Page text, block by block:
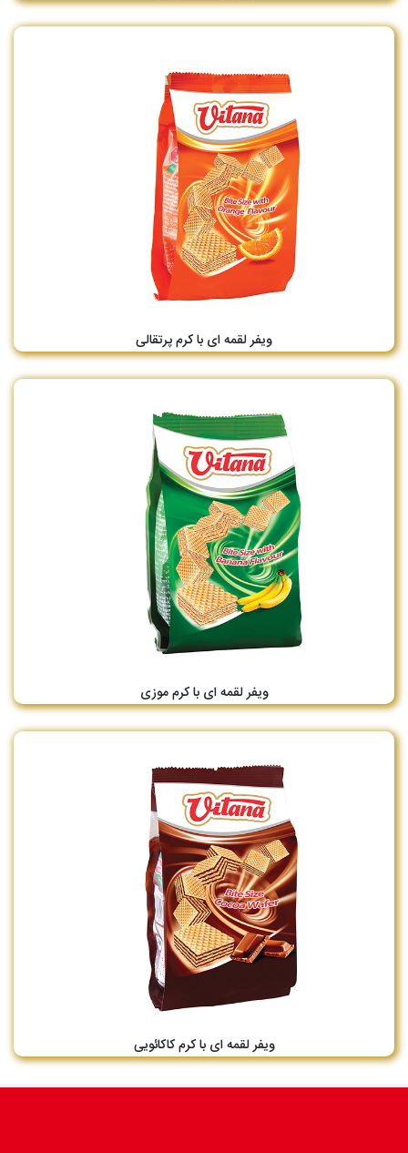
ویفر لقمه ای با کرم پرتقالی
ویفر لقمه ای با کرم موزی
ویفر لقمه ای با کرم کاکائویی